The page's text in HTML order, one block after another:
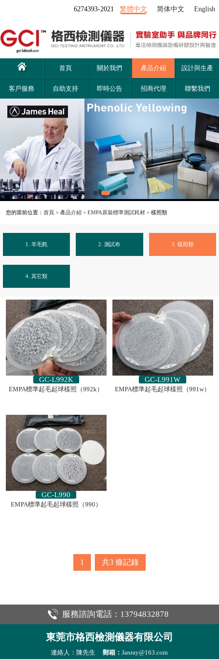
6274393-2021 繁體中文 简体中文 English
首頁 關於我們 產品介紹 設計與生產
客戶服務 自助支持 即時公告 招商代理 聯繫我們
您的當前位置： 首頁> 產品介紹> EMPA原裝標準測試耗材> 樣照類
1. 羊毛氈 2. 測試布 3. 樣照類
4. 其它類
GC-L992K
EMPA標準起毛起球樣照（992k）
GC-L991W
EMPA標準起毛起球樣照（991w）
GC-L990
EMPA標準起毛起球樣照（990）
1 共3 條記錄
服務諮詢電話：13794832878
東莞市格西檢測儀器有限公司
連絡人：陳先生郵箱：Janray@163.com